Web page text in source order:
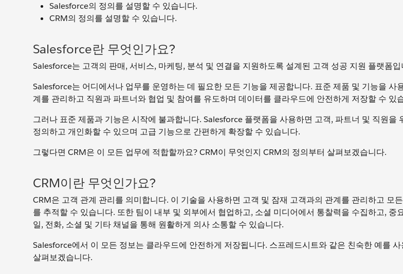
Salesforce의 정의를 설명할 수 있습니다.
CRM의 정의를 설명할 수 있습니다.
Salesforce란 무엇인가요?
Salesforce는 고객의 판매, 서비스, 마케팅, 분석 및 연결을 지원하도록 설계된 고객 성공 지원 플랫폼입
Salesforce는 어디에서나 업무를 운영하는 데 필요한 모든 기능을 제공합니다. 표준 제품 및 기능을 사
계를 관리하고 직원과 파트너와 협업 및 참여를 유도하며 데이터를 클라우드에 안전하게 저장할 수 있
그러나 표준 제품과 기능은 시작에 불과합니다. Salesforce 플랫폼을 사용하면 고객, 파트너 및 직원을
정의하고 개인화할 수 있으며 고급 기능으로 간편하게 확장할 수 있습니다.
그렇다면 CRM은 이 모든 업무에 적합할까요? CRM이 무엇인지 CRM의 정의부터 살펴보겠습니다.
CRM이란 무엇인가요?
CRM은 고객 관계 관리를 의미합니다. 이 기술을 사용하면 고객 및 잠재 고객과의 관계를 관리하고 모
를 추적할 수 있습니다. 또한 팀이 내부 및 외부에서 협업하고, 소셜 미디어에서 통찰력을 수집하고, 중
일, 전화, 소셜 및 기타 채널을 통해 원활하게 의사 소통할 수 있습니다.
Salesforce에서 이 모든 정보는 클라우드에 안전하게 저장됩니다. 스프레드시트와 같은 친숙한 예를
살펴보겠습니다.